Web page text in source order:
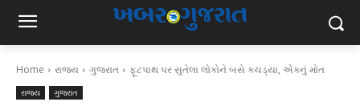
Home રાજ્ય ગુજરાત ફૂટપાથ પર સુતેલા લોકોને બસે કચડ્યા, એકનું મોત
રાજ્ય ગુજરાત